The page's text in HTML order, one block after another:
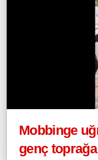
Mobbinge
genç